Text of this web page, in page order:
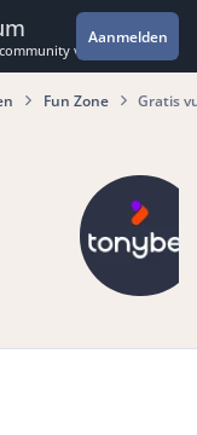
voor de
Aanmelden
Fun Zone Gratis